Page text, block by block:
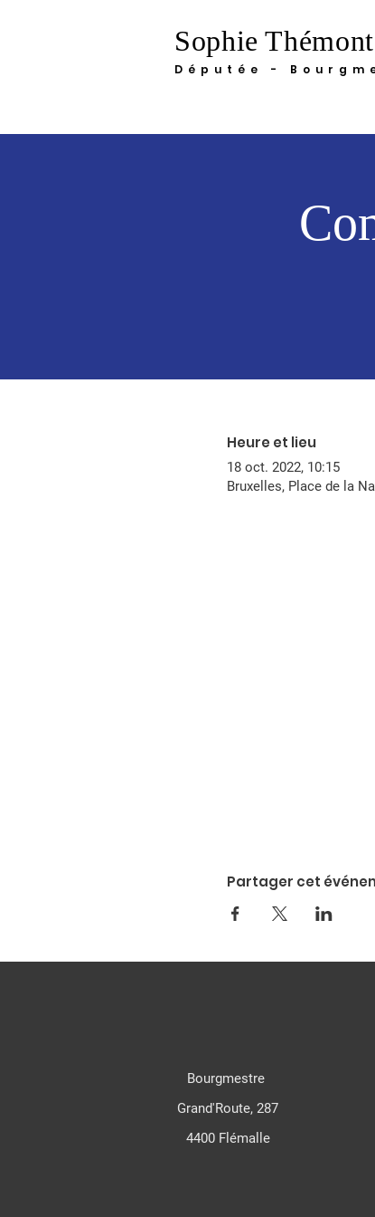
Sophie Thémont
Députée -
Heure et lieu
18 oct. 2022, 10:15
Bruxelles, Place de la
Partager cet
Bourgmestre
Grand'Route, 287
4400 Flémalle